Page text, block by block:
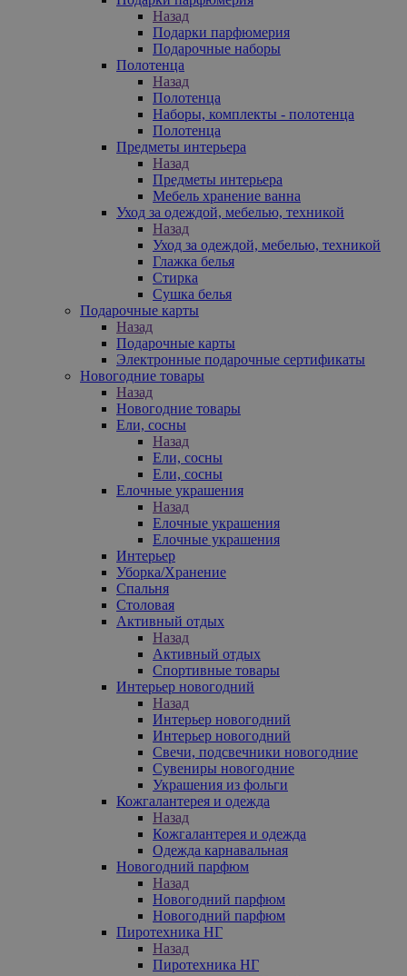
Назад
Подарки парфюмерия
Подарочные наборы
Полотенца
Назад
Полотенца
Наборы, комплекты - полотенца
Полотенца
Предметы интерьера
Назад
Предметы интерьера
Мебель хранение ванна
Уход за одеждой, мебелью, техникой
Назад
Уход за одеждой, мебелью, техникой
Глажка белья
Стирка
Сушка белья
Подарочные карты
Назад
Подарочные карты
Электронные подарочные сертификаты
Новогодние товары
Назад
Новогодние товары
Ели, сосны
Назад
Ели, сосны
Ели, сосны
Елочные украшения
Назад
Елочные украшения
Елочные украшения
Интерьер
Уборка/Хранение
Спальня
Столовая
Активный отдых
Назад
Активный отдых
Спортивные товары
Интерьер новогодний
Назад
Интерьер новогодний
Интерьер новогодний
Свечи, подсвечники новогодние
Сувениры новогодние
Украшения из фольги
Кожгалантерея и одежда
Назад
Кожгалантерея и одежда
Одежда карнавальная
Новогодний парфюм
Назад
Новогодний парфюм
Новогодний парфюм
Пиротехника НГ
Назад
Пиротехника НГ